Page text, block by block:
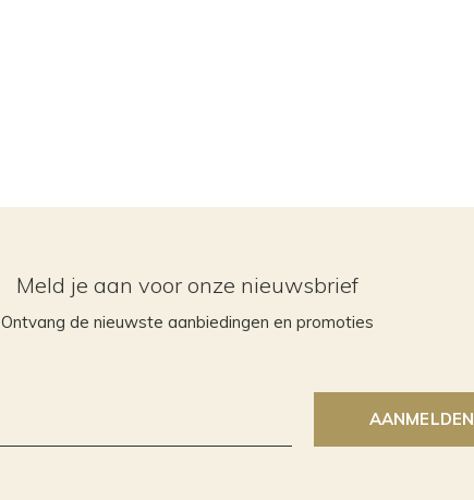
Meld je aan voor onze nieuwsbrief
Ontvang de nieuwste aanbiedingen en promoties
AANMELDEN